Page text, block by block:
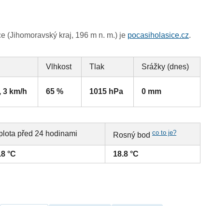
(Jihomoravský kraj, 196 m n. m.) je pocasiholasice.cz.
Vlhkost Tlak Srážky (dnes)
3 km/h 65 % 1015 hPa 0 mm
před 24 hodinami Rosný bodco to je?
°C 18.8 °C